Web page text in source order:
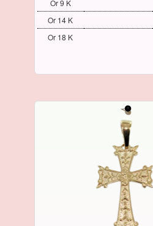
Or 9 K
Or 14 K
Or 18 K